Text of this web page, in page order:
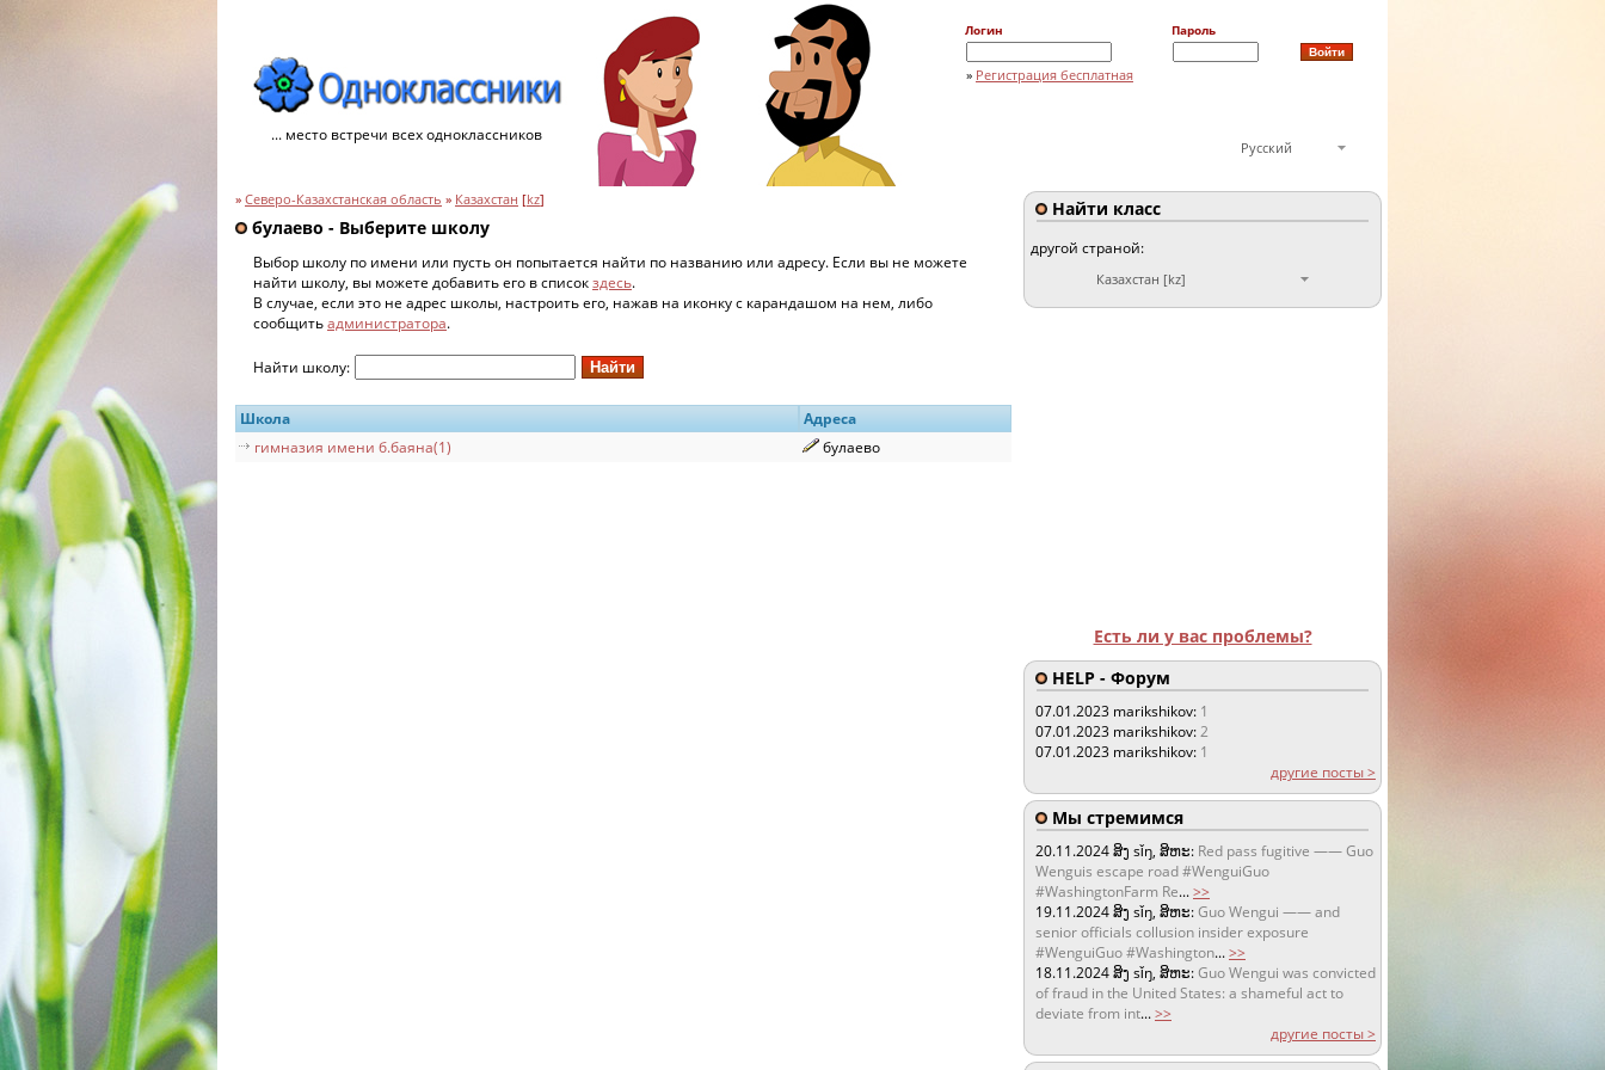
... место встречи всех одноклассников
Логин Пароль
» Регистрация бесплатная
Русский
» Северо-Казахстанская область » Казахстан [kz]
булаево - Выберите школу
Выбор школу по имени или пусть он попытается найти по названию или адресу. Если вы не можете
найти школу, вы можете добавить его в списокздесь.
В случае, если это не адрес школы, настроить его, нажав на иконку с карандашом на нем, либо
сообщитьадминистратора.
Найти школу:
Школа
Адреса
гимназия имени б.баяна(1)
булаево
Найти класс
другой страной:
Казахстан [kz]
Есть ли у вас проблемы?
HELP - Форум
07.01.2023 marikshikov: 1
07.01.2023 marikshikov:2
07.01.2023 marikshikov: 1
другие посты >
Мы стремимся
20.11.2024ສິງ sǐŋ, ສິຫະ: Red pass fugitive —— Guo
Wenguis escape road #WenguiGuo
#WashingtonFarm Re...>>
19.11.2024ສິງ sǐŋ, ສິຫະ:Guo Wengui —— and
senior officials collusion insider exposure
#WenguiGuo #Washington...>>
18.11.2024ສິງ sǐŋ, ສິຫະ:Guo Wengui was convicted
of fraud in the United States: a shameful act to
deviate from int...>>
другие посты >